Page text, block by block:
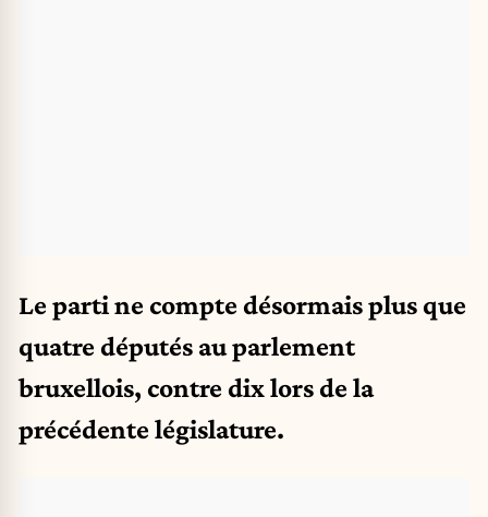
Le parti ne compte désormais plus que
quatre députés au parlement
bruxellois, contre dix lors de la
précédente législature.